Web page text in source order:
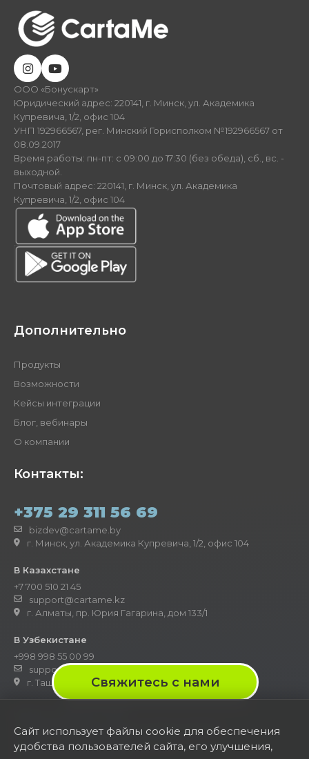
Сайт использует файлы cookie для обеспечения
удобства пользователей сайта, его улучшения,
ООО «Бонускарт»
Юридический адрес: 220141, г. Минск, ул. Академика
Купревича, 1/2, офис 104
УНП 192966567, рег. Минский Горисполком №192966567 от
08.09.2017
Время работы: пн-пт: с 09:00 до 17:30 (без обеда), сб., вс. -
выходной.
Почтовый адрес: 220141, г. Минск, ул. Академика
Купревича, 1/2, офис 104
Дополнительно
Продукты
Возможности
Кейсы интеграции
Блог, вебинары
О компании
Контакты:
+375 29 311 56 69
bizdev@cartame.by
г. Минск, ул. Академика Купревича, 1/2, офис 104
В Казахстане
+7 700 510 21 45
support@cartame.kz
г. Алматы, пр. Юрия Гагарина, дом 133/1
В Узбекистане
+998 998 55 00 99
support@cartame.uz
г. Ташкент, ул. Инжобод, 32
Политика обработки персональных данных
Отзыв согласия на обработку ПД
Эмиссионные документы
Свяжитесь с нами